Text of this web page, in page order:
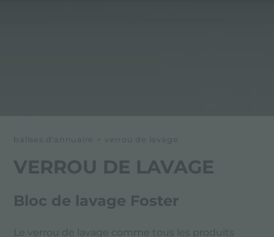
balises d'annuaire > verrou de lavage
VERROU DE LAVAGE
Bloc de lavage Foster
Le verrou de lavage comme tous les produits